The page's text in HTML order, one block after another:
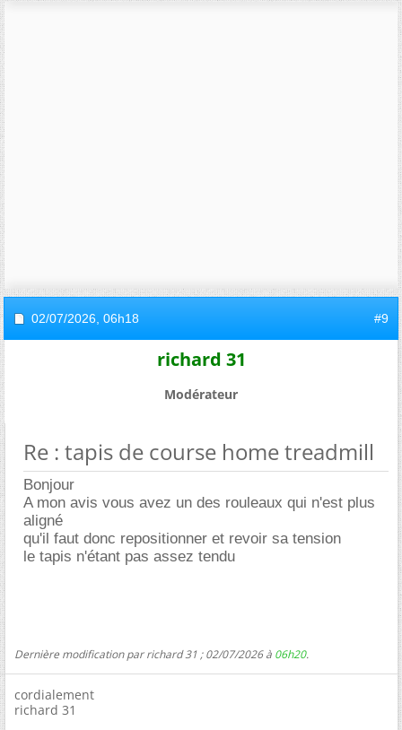
02/07/2026, 06h18 #9
richard 31
Modérateur
Re : tapis de course home treadmill
Bonjour
A mon avis vous avez un des rouleaux qui n'est plus
aligné
qu'il faut donc repositionner et revoir sa tension
le tapis n'étant pas assez tendu
Dernière modification par richard 31 ; 02/07/2026 à 06h20.
cordialement
richard 31